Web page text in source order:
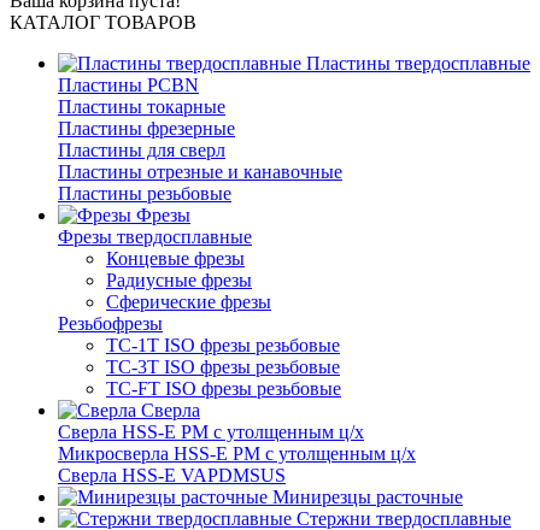
КАТАЛОГ ТОВАРОВ
Пластины твердосплавные
Пластины PCBN
Пластины токарные
Пластины фрезерные
Пластины для сверл
Пластины отрезные и канавочные
Пластины резьбовые
Фрезы
Фрезы твердосплавные
Концевые фрезы
Радиусные фрезы
Сферические фрезы
Резьбофрезы
TC-1T ISO фрезы резьбовые
TC-3T ISO фрезы резьбовые
TC-FT ISO фрезы резьбовые
Сверла
Cверла HSS-E PM c утолщенным ц/х
Микросверла HSS-E PM c утолщенным ц/х
Сверла HSS-E VAPDMSUS
Минирезцы расточные
Cтержни твердосплавные